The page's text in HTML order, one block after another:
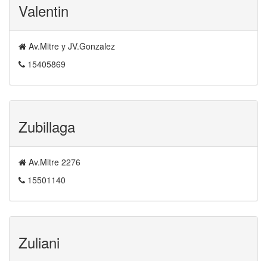
Valentin
Av.Mitre y JV.Gonzalez
15405869
Zubillaga
Av.Mitre 2276
15501140
Zuliani